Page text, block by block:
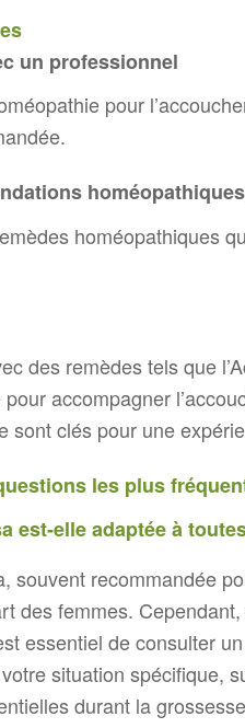
un professionnel
pour
homéopathiques
des remèdes tels que
accompagner
sont clés pour une
les plus
est-elle adaptée à
souvent recommandée
des femmes.
essentiel de consulter
situation spécifique,
durant la